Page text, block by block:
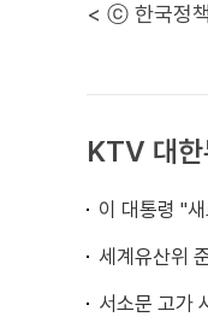
< ⓒ 한국정
KTV 대한
이 대통령 "
세계유산위
서소문 고가